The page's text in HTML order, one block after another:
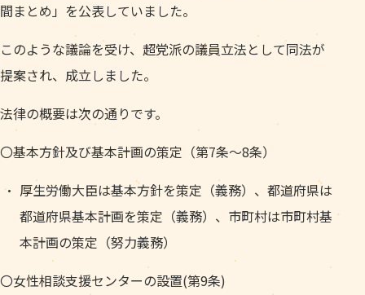
間まとめ」を公表していました。
このような議論を受け、超党派の議員立法として同法が
提案され、成立しました。
法律の概要は次の通りです。
〇基本方針及び基本計画の策定（第7条～8条）
厚生労働大臣は基本方針を策定（義務）、都道府県は
都道府県基本計画を策定（義務）、市町村は市町村基
本計画の策定（努力義務）
〇女性相談支援センターの設置(第9条)